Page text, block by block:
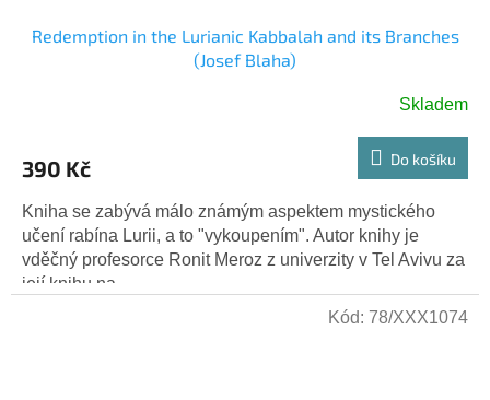
Redemption in the Lurianic Kabbalah and its Branches
(Josef Blaha)
Skladem
390 Kč Do košíku
Kniha se zabývá málo známým aspektem mystického
učení rabína Lurii, a to "vykoupením". Autor knihy je
vděčný profesorce Ronit Meroz z univerzity v Tel Avivu za
její knihu na...
Kód: 78/XXX1074